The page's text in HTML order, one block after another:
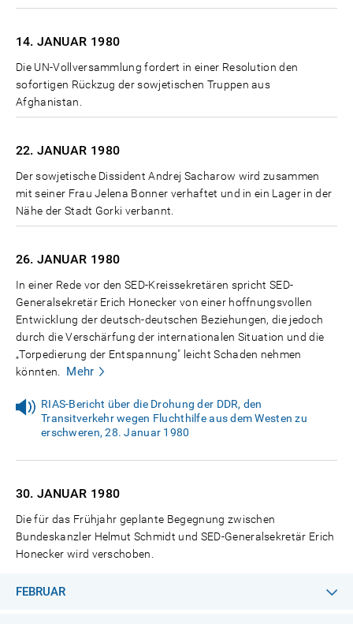
14. JANUAR 1980
Die UN-Vollversammlung fordert in einer Resolution den
sofortigen Rückzug der sowjetischen Truppen aus
Afghanistan.
22. JANUAR 1980
Der sowjetische Dissident Andrej Sacharow wird zusammen
mit seiner Frau Jelena Bonner verhaftet und in ein Lager in der
Nähe der Stadt Gorki verbannt.
26. JANUAR 1980
In einer Rede vor den SED-Kreissekretären spricht SED-
Generalsekretär Erich Honecker von einer hoffnungsvollen
Entwicklung der deutsch-deutschen Beziehungen, die jedoch
durch die Verschärfung der internationalen Situation und die
„Torpedierung der Entspannung" leicht Schaden nehmen
könnten.
Mehr
RIAS-Bericht über die Drohung der DDR, den
Transitverkehr wegen Fluchthilfe aus dem Westen zu
erschweren, 28. Januar 1980
30. JANUAR 1980
Die für das Frühjahr geplante Begegnung zwischen
Bundeskanzler Helmut Schmidt und SED-Generalsekretär Erich
Honecker wird verschoben.
FEBRUAR